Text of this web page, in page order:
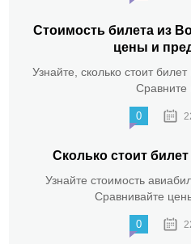
Стоимость билета из
цены и
Узнайте, сколько стоит
Сравните
0
Сколько стоит
Узнайте стоимость
Сравнивайте
0